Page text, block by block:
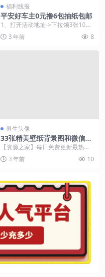
福利线报
平安好车主0元撸6包抽纸包邮
1、打开活动地址->下拉领3张10元
卡券->下载平安好车主APP 2...
3 年前 8
男生头像
33张精美壁纸背景图和微信头
像
【资源之家】每日免费更新最热门
的副业项目资源 【资源之家】每日
免费更新最热门的副...
3 年前 10